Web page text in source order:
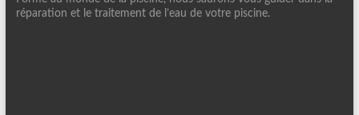
réparation et le traitement de l’eau de votre piscine.